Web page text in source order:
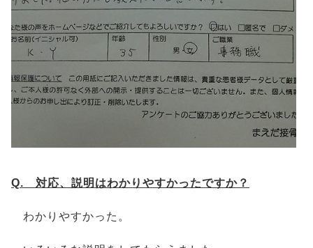
Q. 対応、説明はわかりやすかったですか？
わかりやすかった。